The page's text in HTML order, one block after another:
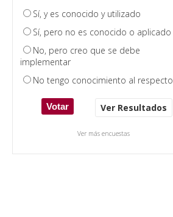
Sí, y es conocido y utilizado
Sí, pero no es conocido o aplicado
No, pero creo que se debe
implementar
No tengo conocimiento al respecto
Ver Resultados
Ver más encuestas